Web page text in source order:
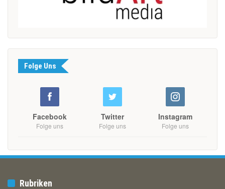
Folge Uns
Facebook
Folge uns
Twitter
Folge uns
Instagram
Folge uns
Rubriken